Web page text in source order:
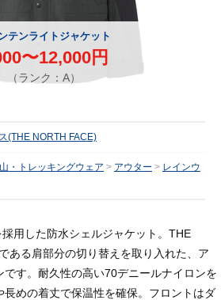
テンライトジャケット
〜12,000円
（ランク：A）
(THE NORTH FACE)
・トレッキングウェア アウター
レインウ
用した防水シェルジャケット。THE
ある肩部分の切り替えを取り入れた、ア
です。耐久性の高い70デニールナイロンを
長めの着丈で保温性を確保。フロントはダ